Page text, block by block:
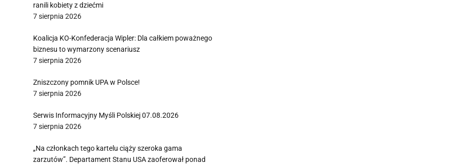
ranili kobiety z dziećmi
7 sierpnia 2026
Koalicja KO-Konfederacja Wipler: Dla całkiem poważnego
biznesu to wymarzony scenariusz
7 sierpnia 2026
Zniszczony pomnik UPA w Polsce!
7 sierpnia 2026
Serwis Informacyjny Myśli Polskiej 07.08.2026
7 sierpnia 2026
„Na członkach tego kartelu ciąży szeroka gama
zarzutów”. Departament Stanu USA zaoferował ponad